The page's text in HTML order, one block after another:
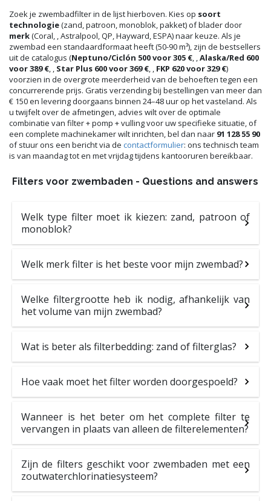
Zoek je zwembadfilter in de lijst hierboven. Kies op soort
technologie(zand, patroon, monoblok, pakket) of blader door
merk(Coral, , Astralpool, QP, Hayward, ESPA) naar keuze. Als je
zwembad een standaardformaat heeft (50-90 m³), zijn de bestsellers
uit de catalogus (Neptuno/Ciclón 500 voor 305 €, ,Alaska/Red 600
voor 389 €, , Star Plus 600 voor 369 €, , FKP 620 voor 329 €)
voorzien in de overgrote meerderheid van de behoeften tegen een
concurrerende prijs. Gratis verzending bij bestellingen van meer dan
€ 150 en levering doorgaans binnen 24–48 uur op het vasteland. Als
u twijfelt over de afmetingen, advies wilt over de optimale
combinatie van filter + pomp + vulling voor uw specifieke situatie, of
een complete machinekamer wilt inrichten, bel dan naar 91 128 55 90
of stuur ons een bericht via de contactformulier: ons technisch team
is van maandag tot en met vrijdag tijdens kantooruren bereikbaar.
Filters voor zwembaden - Questions and answers
Welk type filter moet ik kiezen: zand, patroon of
monoblok?
Welk merk filter is het beste voor mijn zwembad?
Welke filtergrootte heb ik nodig, afhankelijk van
het volume van mijn zwembad?
Wat is beter als filterbedding: zand of filterglas?
Hoe vaak moet het filter worden doorgespoeld?
Wanneer is het beter om het complete filter te
vervangen in plaats van alleen de filterelementen?
Zijn de filters geschikt voor zwembaden met een
zoutwaterchlorinatiesysteem?